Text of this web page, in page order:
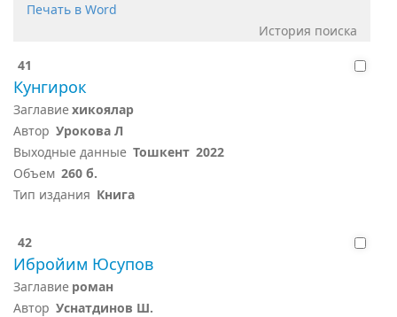
Печать в Word
История поиска
41
Кунгирок
Заглавиехикоялар
Автор Урокова Л
Выходные данные Тошкент 2022
Объем 260 б.
Тип издания Книга
42
Ибройим Юсупов
Заглавие роман
Автор Уснатдинов Ш.